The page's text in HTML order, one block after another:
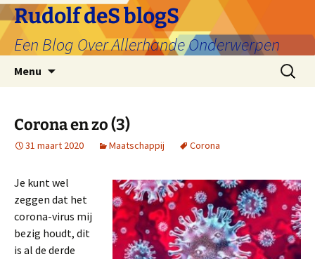
Ga
naar
de
inhoud
Rudolf deS blogS
Een Blog Over Allerhande Onderwerpen
Menu
Zoeken
naar:
Corona en zo (3)
31 maart 2020 Maatschappij Corona
Je kunt wel
zeggen dat het
corona-virus mij
bezig houdt, dit
is al de derde